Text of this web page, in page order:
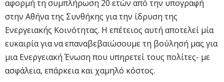
αφορμή τη συμπλήρωση 20 ετών από την υπογραφή
στην Αθήνα της Συνθήκης για την ίδρυση της
Ενεργειακής Κοινότητας. Η επέτειος αυτή αποτελεί μία
ευκαιρία για να επαναβεβαιώσουμε τη βούλησή μας για
μια Ενεργειακή Ένωση που υπηρετεί τους πολίτες- με
ασφάλεια, επάρκεια και χαμηλό κόστος.